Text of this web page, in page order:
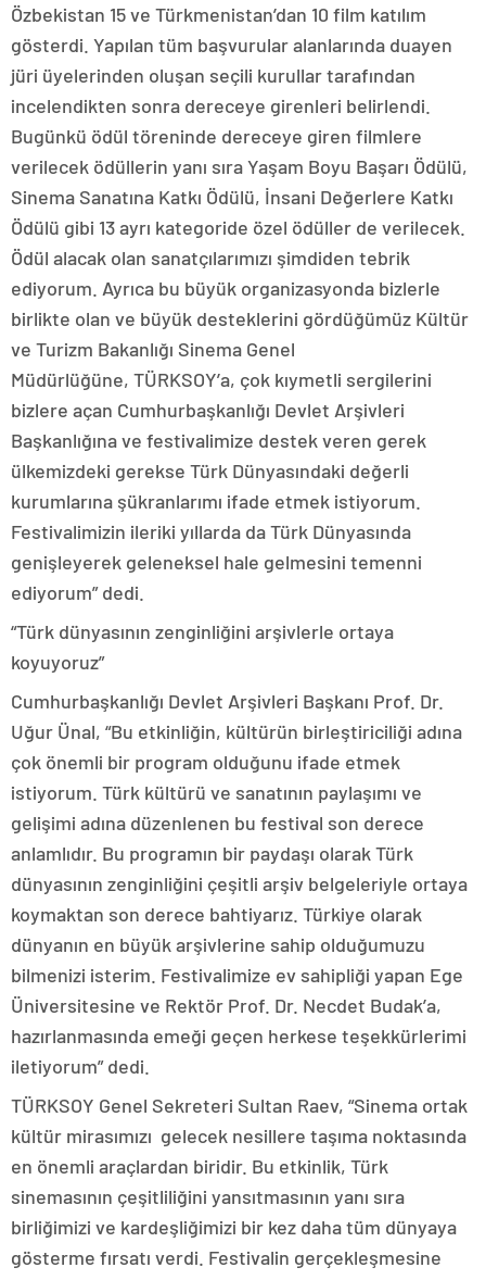
Özbekistan 15 ve Türkmenistan’dan 10 film katılım
gösterdi. Yapılan tüm başvurular alanlarında duayen
jüri üyelerinden oluşan seçili kurullar tarafından
incelendikten sonra dereceye girenleri belirlendi.
Bugünkü ödül töreninde dereceye giren filmlere
verilecek ödüllerin yanı sıra Yaşam Boyu Başarı Ödülü,
Sinema Sanatına Katkı Ödülü, İnsani Değerlere Katkı
Ödülü gibi 13 ayrı kategoride özel ödüller de verilecek.
Ödül alacak olan sanatçılarımızı şimdiden tebrik
ediyorum. Ayrıca bu büyük organizasyonda bizlerle
birlikte olan ve büyük desteklerini gördüğümüz Kültür
ve Turizm Bakanlığı Sinema Genel
Müdürlüğüne, TÜRKSOY’a, çok kıymetli sergilerini
bizlere açan Cumhurbaşkanlığı Devlet Arşivleri
Başkanlığına ve festivalimize destek veren gerek
ülkemizdeki gerekse Türk Dünyasındaki değerli
kurumlarına şükranlarımı ifade etmek istiyorum.
Festivalimizin ileriki yıllarda da Türk Dünyasında
genişleyerek geleneksel hale gelmesini temenni
ediyorum” dedi.
“Türk dünyasının zenginliğini arşivlerle ortaya
koyuyoruz”
Cumhurbaşkanlığı Devlet Arşivleri Başkanı Prof. Dr.
Uğur Ünal, “Bu etkinliğin, kültürün birleştiriciliği adına
çok önemli bir program olduğunu ifade etmek
istiyorum. Türk kültürü ve sanatının paylaşımı ve
gelişimi adına düzenlenen bu festival son derece
anlamlıdır. Bu programın bir paydaşı olarak Türk
dünyasının zenginliğini çeşitli arşiv belgeleriyle ortaya
koymaktan son derece bahtiyarız. Türkiye olarak
dünyanın en büyük arşivlerine sahip olduğumuzu
bilmenizi isterim. Festivalimize ev sahipliği yapan Ege
Üniversitesine ve Rektör Prof. Dr. Necdet Budak’a,
hazırlanmasında emeği geçen herkese teşekkürlerimi
iletiyorum” dedi.
TÜRKSOY Genel Sekreteri Sultan Raev, “Sinema ortak
kültür mirasımızı gelecek nesillere taşıma noktasında
en önemli araçlardan biridir. Bu etkinlik, Türk
sinemasının çeşitliliğini yansıtmasının yanı sıra
birliğimizi ve kardeşliğimizi bir kez daha tüm dünyaya
gösterme fırsatı verdi. Festivalin gerçekleşmesine